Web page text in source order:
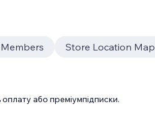
Store Location Map
або преміумпідписки.